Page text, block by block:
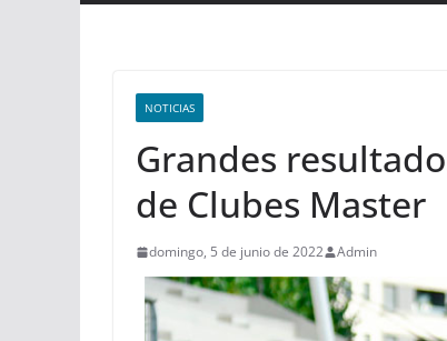
NOTICIAS
Grandes
de Clubes Master
domingo, 5 de junio de 2022 Admin